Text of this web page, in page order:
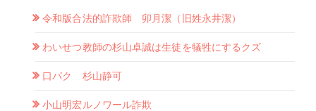
令和版合法的詐欺師 卯月潔（旧姓永井潔）
わいせつ教師の杉山卓誠は生徒を犠牲にするクズ
口パク 杉山静可
小山明宏ルノワール詐欺